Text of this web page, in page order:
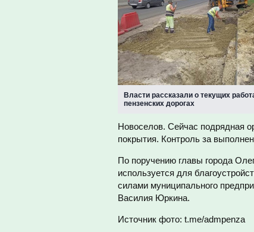
Власти рассказали о текущих
пензенских дорогах
Новоселов. Сейчас подрядная
покрытия. Контроль за
По поручению главы города
используется для
силами муниципального
Василия Юркина.
Источник фото: t.me/admpenza